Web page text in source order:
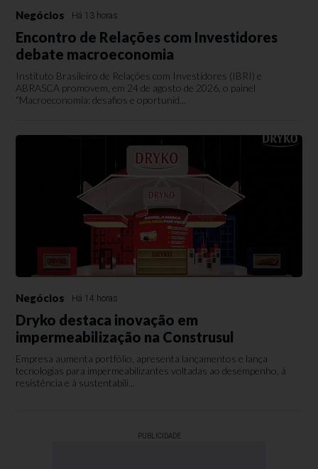
Negócios Há 13 horas
Encontro de Relações com Investidores
debate macroeconomia
Instituto Brasileiro de Relações com Investidores (IBRI) e
ABRASCA promovem, em 24 de agosto de 2026, o painel
“Macroeconomia: desafios e oportunid...
Negócios Há 14 horas
Dryko destaca inovação em
impermeabilização na Construsul
Empresa aumenta portfólio, apresenta lançamentos e lança
tecnologias para impermeabilizantes voltadas ao desempenho, à
resistência e à sustentabili...
PUBLICIDADE